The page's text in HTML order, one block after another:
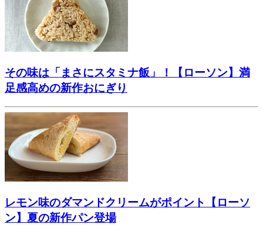
その味は「まさにスタミナ飯」！【ローソン】満
足感高めの新作おにぎり
レモン味のダマンドクリームがポイント【ローソ
ン】夏の新作パン登場